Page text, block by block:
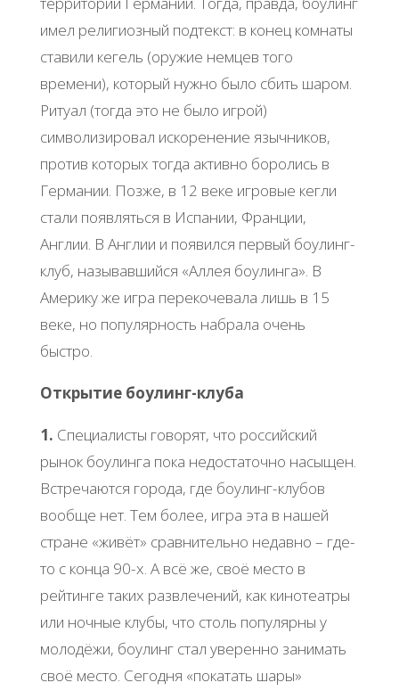
имел религиозный подтекст: в конец комнаты
ставили кегель (оружие немцев того
времени), который нужно было сбить шаром.
Ритуал (тогда это не было игрой)
символизировал искоренение язычников,
против которых тогда активно боролись в
Германии. Позже, в 12 веке игровые кегли
стали появляться в Испании, Франции,
Англии. В Англии и появился первый боулинг-
клуб, называвшийся «Аллея боулинга». В
Америку же игра перекочевала лишь в 15
веке, но популярность набрала очень
быстро.
Открытие боулинг-клуба
1. Специалисты говорят, что российский
рынок боулинга пока недостаточно насыщен.
Встречаются города, где боулинг-клубов
вообще нет. Тем более, игра эта в нашей
стране «живёт» сравнительно недавно – где-
то с конца 90-х. А всё же, своё место в
рейтинге таких развлечений, как кинотеатры
или ночные клубы, что столь популярны у
молодёжи, боулинг стал уверенно занимать
своё место. Сегодня «покатать шары»